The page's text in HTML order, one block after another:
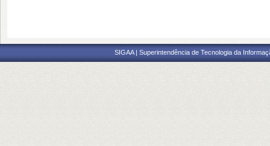
SIGAA | Superintendência de Tecnologia da